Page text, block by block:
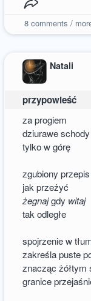
8comments /
Natali
przypowieść
za progiem
dziurawe schody
tylko w górę
zgubiony przepis
jak przeżyć
żegnajgdy witaj
tak odległe
spojrzenie w
zakreśla puste
znacząc żółtym
granice